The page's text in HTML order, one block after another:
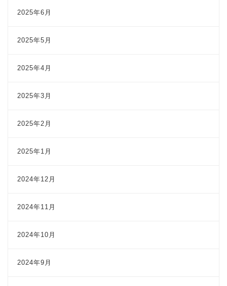
2025年6月
2025年5月
2025年4月
2025年3月
2025年2月
2025年1月
2024年12月
2024年11月
2024年10月
2024年9月